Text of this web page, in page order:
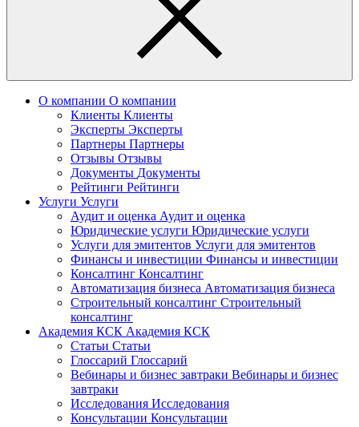
О компании О компании
Клиенты Клиенты
Эксперты Эксперты
Партнеры Партнеры
Отзывы Отзывы
Документы Документы
Рейтинги Рейтинги
Услуги Услуги
Аудит и оценка Аудит и оценка
Юридические услуги Юридические услуги
Услуги для эмитентов Услуги для эмитентов
Финансы и инвестиции Финансы и инвестиции
Консалтинг Консалтинг
Автоматизация бизнеса Автоматизация бизнеса
Строительный консалтинг Строительный
консалтинг
Академия КСК Академия КСК
Статьи Статьи
Глоссарий Глоссарий
Вебинары и бизнес завтраки Вебинары и бизнес
завтраки
Исследования Исследования
Консультации Консультации